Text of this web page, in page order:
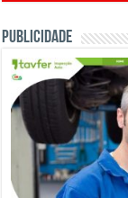
Publicidade